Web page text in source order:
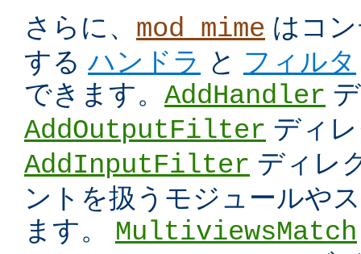
さらに、 mod_mime はコ
するハンドラ と フィルタ
できます。 AddHandler
AddOutputFilter ディ
AddInputFilter ディレ
ントを扱うモジュールや
ます。 MultiviewsMatch